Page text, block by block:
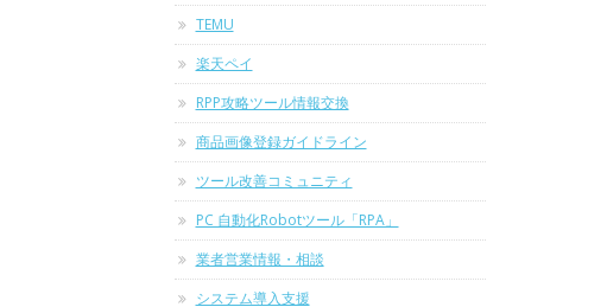
TEMU
楽天ペイ
RPP攻略ツール情報交換
商品画像登録ガイドライン
ツール改善コミュニティ
PC 自動化Robotツール「RPA」
業者営業情報・相談
システム導入支援